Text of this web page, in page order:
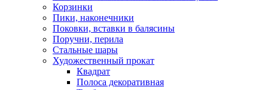
Корзинки
Пики, наконечники
Поковки, вставки в балясины
Поручни, перила
Стальные шары
Художественный прокат
Квадрат
Полоса декоративная